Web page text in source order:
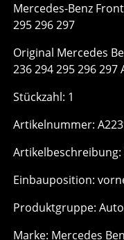
Mercedes-Benz
295 296 297
Original Mercedes
236 294 295 296 297
Stückzahl: 1
Artikelnummer:
Einbauposition:
Produktgruppe:
Marke: Mercedes